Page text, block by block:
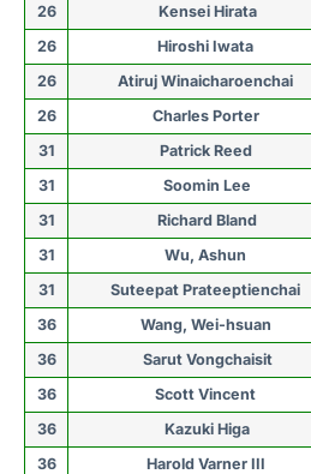
26
Kensei Hirata
26
Hiroshi Iwata
26
Atiruj Winaicharoenchai
26
Charles Porter
31
Patrick Reed
31
Soomin Lee
31
Richard Bland
31
Wu, Ashun
31
Suteepat Prateeptienchai
36
Wang, Wei-hsuan
36
Sarut Vongchaisit
36
Scott Vincent
36
Kazuki Higa
36
Harold Varner III